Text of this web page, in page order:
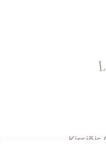
Kirsiõis